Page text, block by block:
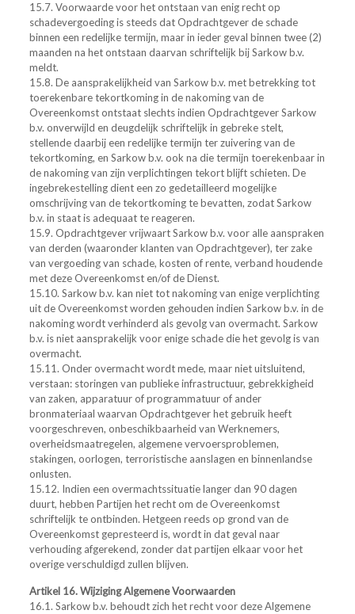
15.7. Voorwaarde voor het ontstaan van enig recht op
schadevergoeding is steeds dat Opdrachtgever de schade
binnen een redelijke termijn, maar in ieder geval binnen twee (2)
maanden na het ontstaan daarvan schriftelijk bij Sarkow b.v.
meldt.
15.8. De aansprakelijkheid van Sarkow b.v. met betrekking tot
toerekenbare tekortkoming in de nakoming van de
Overeenkomst ontstaat slechts indien Opdrachtgever Sarkow
b.v. onverwijld en deugdelijk schriftelijk in gebreke stelt,
stellende daarbij een redelijke termijn ter zuivering van de
tekortkoming, en Sarkow b.v. ook na die termijn toerekenbaar in
de nakoming van zijn verplichtingen tekort blijft schieten. De
ingebrekestelling dient een zo gedetailleerd mogelijke
omschrijving van de tekortkoming te bevatten, zodat Sarkow
b.v. in staat is adequaat te reageren.
15.9. Opdrachtgever vrijwaart Sarkow b.v. voor alle aanspraken
van derden (waaronder klanten van Opdrachtgever), ter zake
van vergoeding van schade, kosten of rente, verband houdende
met deze Overeenkomst en/of de Dienst.
15.10. Sarkow b.v. kan niet tot nakoming van enige verplichting
uit de Overeenkomst worden gehouden indien Sarkow b.v. in de
nakoming wordt verhinderd als gevolg van overmacht. Sarkow
b.v. is niet aansprakelijk voor enige schade die het gevolg is van
overmacht.
15.11. Onder overmacht wordt mede, maar niet uitsluitend,
verstaan: storingen van publieke infrastructuur, gebrekkigheid
van zaken, apparatuur of programmatuur of ander
bronmateriaal waarvan Opdrachtgever het gebruik heeft
voorgeschreven, onbeschikbaarheid van Werknemers,
overheidsmaatregelen, algemene vervoersproblemen,
stakingen, oorlogen, terroristische aanslagen en binnenlandse
onlusten.
15.12. Indien een overmachtssituatie langer dan 90 dagen
duurt, hebben Partijen het recht om de Overeenkomst
schriftelijk te ontbinden. Hetgeen reeds op grond van de
Overeenkomst gepresteerd is, wordt in dat geval naar
verhouding afgerekend, zonder dat partijen elkaar voor het
overige verschuldigd zullen blijven.
Artikel 16. Wijziging Algemene Voorwaarden
16.1. Sarkow b.v. behoudt zich het recht voor deze Algemene